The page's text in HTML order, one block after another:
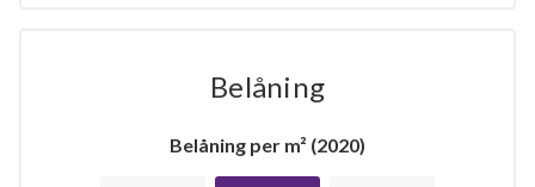
Belåning
Belåning per m² (2020)